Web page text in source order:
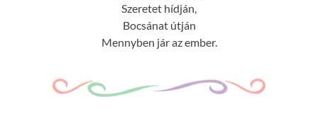
Szeretet hídján,
Bocsánat útján
Mennyben jár az ember.